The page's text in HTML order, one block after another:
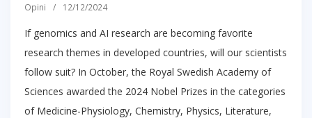
Opini / 12/12/2024
If genomics and AI research are becoming favorite
research themes in developed countries, will our scientists
follow suit? In October, the Royal Swedish Academy of
Sciences awarded the 2024 Nobel Prizes in the categories
of Medicine-Physiology, Chemistry, Physics, Literature,